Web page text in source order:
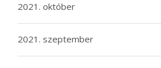
2021. október
2021. szeptember